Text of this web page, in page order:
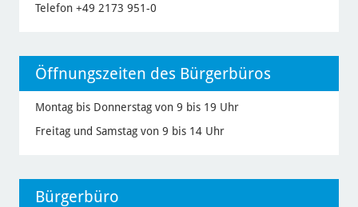
Telefon +49 2173 951-0
Öffnungszeiten des Bürgerbüros
Montag bis Donnerstag von 9 bis 19 Uhr
Freitag und Samstag von 9 bis 14 Uhr
Bürgerbüro